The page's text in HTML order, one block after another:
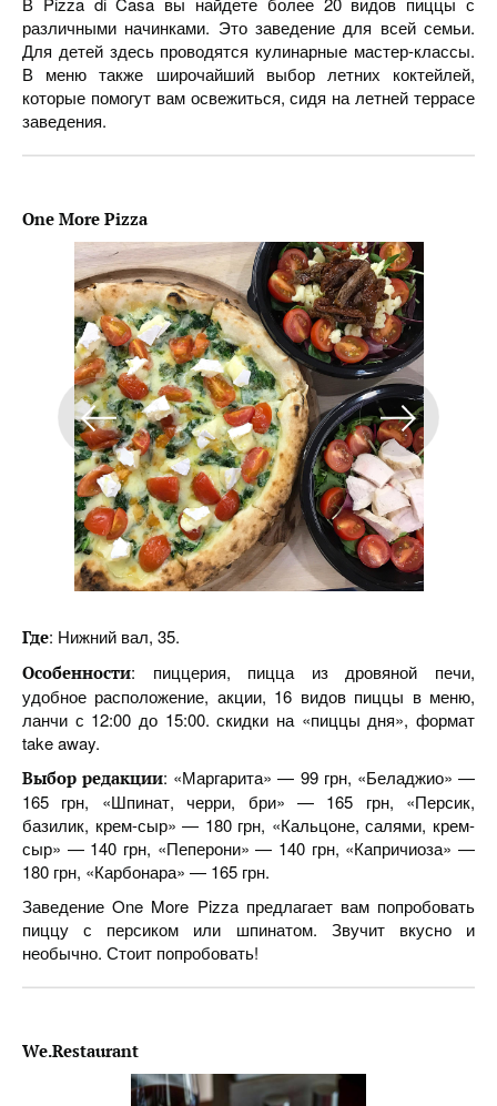
различными начинками. Это заведение для всей семьи.
Для детей здесь проводятся кулинарные мастер-классы.
В меню также широчайший выбор летних коктейлей,
которые помогут вам освежиться, сидя на летней террасе
заведения.
One More Pizza
Где: Нижний вал, 35.
Особенности: пиццерия, пицца из дровяной печи,
удобное расположение, акции, 16 видов пиццы в меню,
ланчи с 12:00 до 15:00. скидки на «пиццы дня», формат
take away.
Выбор редакции: «Маргарита» — 99 грн, «Беладжио» —
165 грн, «Шпинат, черри, бри» — 165 грн, «Персик,
базилик, крем-сыр» — 180 грн, «Кальцоне, салями, крем-
сыр» — 140 грн, «Пеперони» — 140 грн, «Капричиоза» —
180 грн, «Карбонара» — 165 грн.
Заведение One More Pizza предлагает вам попробовать
пиццу с персиком или шпинатом. Звучит вкусно и
необычно. Стоит попробовать!
We.Restaurant